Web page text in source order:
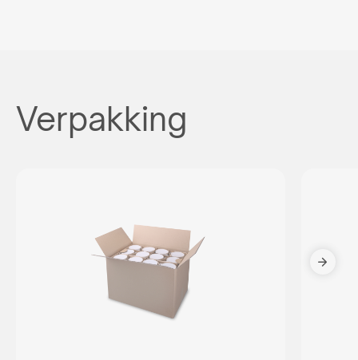
Verpakking